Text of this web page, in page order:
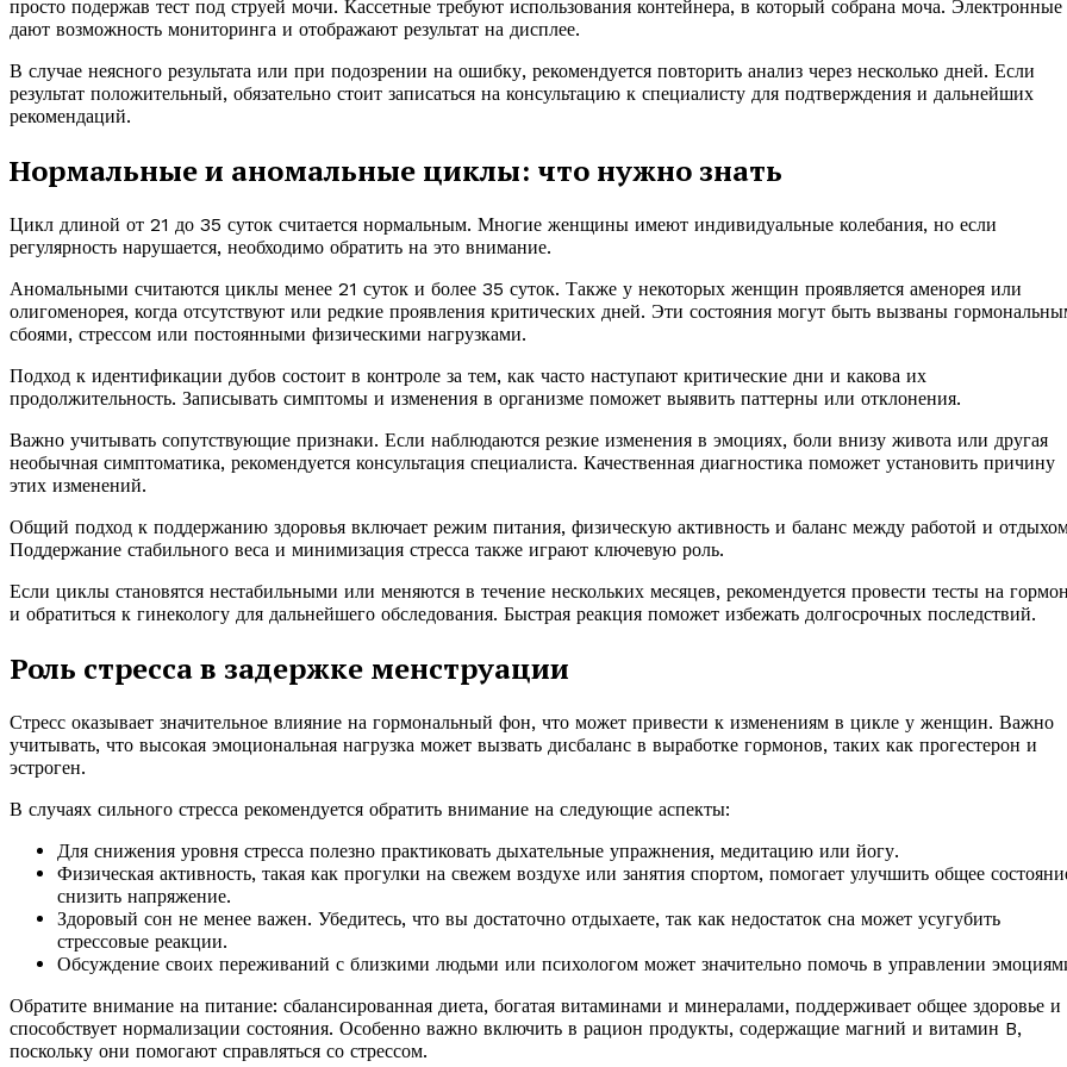
просто подержав тест под струей мочи. Кассетные требуют использования контейнера, в который собрана моча. Электронные
дают возможность мониторинга и отображают результат на дисплее.
В случае неясного результата или при подозрении на ошибку, рекомендуется повторить анализ через несколько дней. Если
результат положительный, обязательно стоит записаться на консультацию к специалисту для подтверждения и дальнейших
рекомендаций.
Нормальные и аномальные циклы: что нужно знать
Цикл длиной от 21 до 35 суток считается нормальным. Многие женщины имеют индивидуальные колебания, но если
регулярность нарушается, необходимо обратить на это внимание.
Аномальными считаются циклы менее 21 суток и более 35 суток. Также у некоторых женщин проявляется аменорея или
олигоменорея, когда отсутствуют или редкие проявления критических дней. Эти состояния могут быть вызваны
сбоями, стрессом или постоянными физическими нагрузками.
Подход к идентификации дубов состоит в контроле за тем, как часто наступают критические дни и какова их
продолжительность. Записывать симптомы и изменения в организме поможет выявить паттерны или отклонения.
Важно учитывать сопутствующие признаки. Если наблюдаются резкие изменения в эмоциях, боли внизу живота или другая
необычная симптоматика, рекомендуется консультация специалиста. Качественная диагностика поможет установить причину
этих изменений.
Общий подход к поддержанию здоровья включает режим питания, физическую активность и баланс между работой и
Поддержание стабильного веса и минимизация стресса также играют ключевую роль.
Если циклы становятся нестабильными или меняются в течение нескольких месяцев, рекомендуется провести тесты на
и обратиться к гинекологу для дальнейшего обследования. Быстрая реакция поможет избежать долгосрочных последствий.
Роль стресса в задержке менструации
Стресс оказывает значительное влияние на гормональный фон, что может привести к изменениям в цикле у женщин. Важно
учитывать, что высокая эмоциональная нагрузка может вызвать дисбаланс в выработке гормонов, таких как прогестерон и
эстроген.
В случаях сильного стресса рекомендуется обратить внимание на следующие аспекты:
Для снижения уровня стресса полезно практиковать дыхательные упражнения, медитацию или йогу.
Физическая активность, такая как прогулки на свежем воздухе или занятия спортом, помогает улучшить общее
снизить напряжение.
Здоровый сон не менее важен. Убедитесь, что вы достаточно отдыхаете, так как недостаток сна может усугубить
стрессовые реакции.
Обсуждение своих переживаний с близкими людьми или психологом может значительно помочь в управлении
Обратите внимание на питание: сбалансированная диета, богатая витаминами и минералами, поддерживает общее здоровье и
способствует нормализации состояния. Особенно важно включить в рацион продукты, содержащие магний и витамин B,
поскольку они помогают справляться со стрессом.